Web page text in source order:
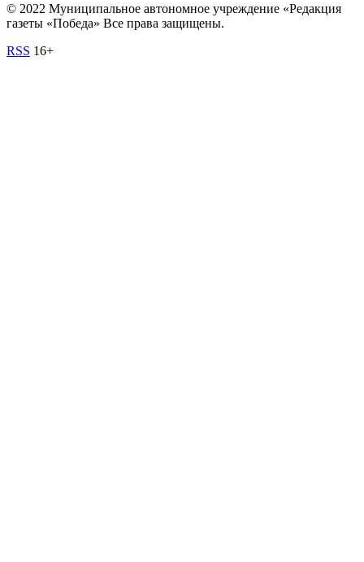
© 2022 Муниципальное автономное учреждение «Редакция
газеты «Победа» Все права защищены.
RSS 16+